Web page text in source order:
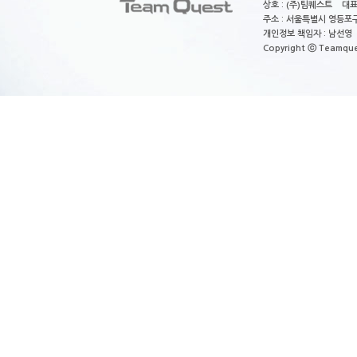
상호 : (주)팀퀘스트 대
주소 : 서울특별시 영등
개인정보 책임자 : 남
Copyright ⓒ